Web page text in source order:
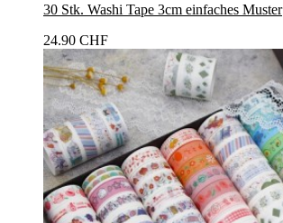
30 Stk. Washi Tape 3cm einfaches Muster
24.90 CHF